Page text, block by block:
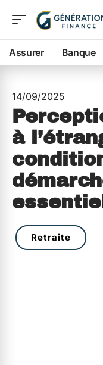
Assurer Banque
14/09/2025
à
Retraite